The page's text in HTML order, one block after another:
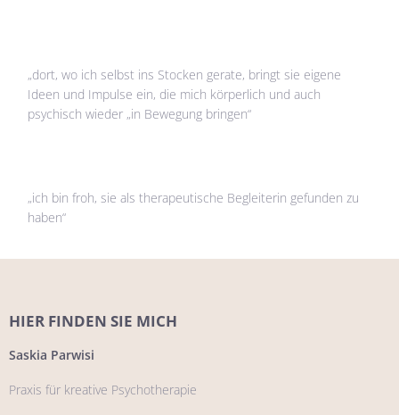
„dort, wo ich selbst ins Stocken gerate, bringt sie eigene
Ideen und Impulse ein, die mich körperlich und auch
psychisch wieder „in Bewegung bringen“
„ich bin froh, sie als therapeutische Begleiterin gefunden zu
haben“
HIER FINDEN SIE MICH
Saskia Parwisi
Praxis für kreative Psychotherapie